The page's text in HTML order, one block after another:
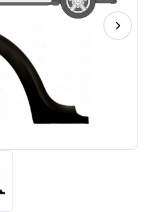
Magyar
Hrvatski
Português
Slovenian
Latvian
Slovenčina